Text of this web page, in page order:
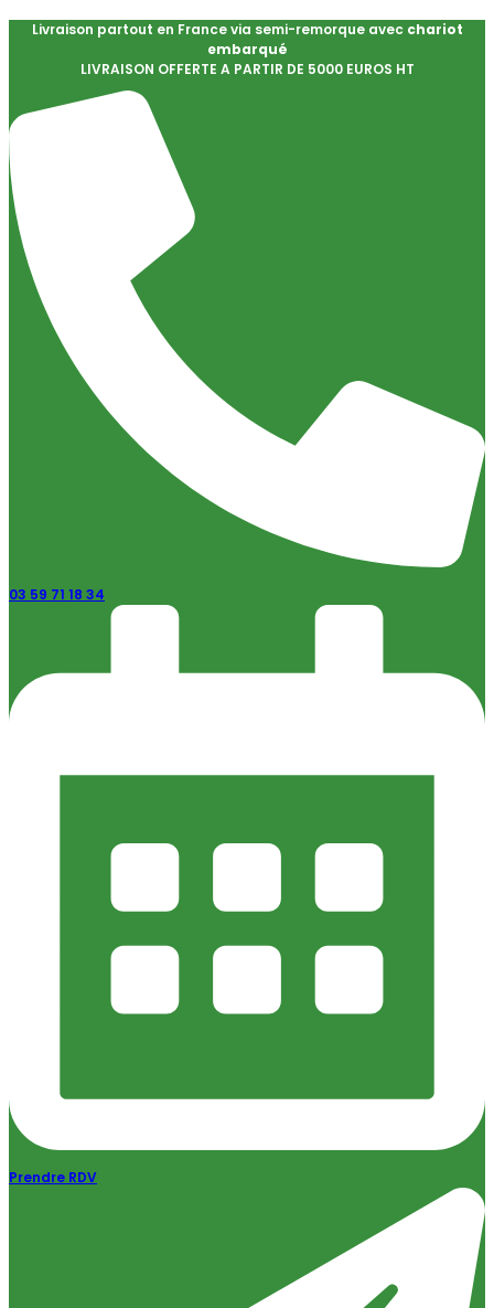
Livraison partout en France via semi-remorque avec chariot
embarqué
LIVRAISON OFFERTE A PARTIR DE 5000 EUROS HT
03 59 71 18 34
Prendre RDV